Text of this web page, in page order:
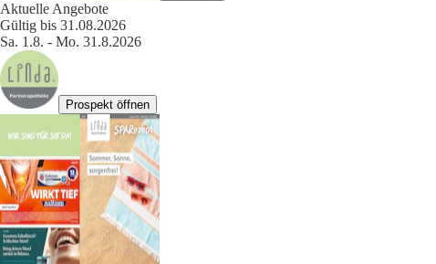
Aktuelle Angebote
Gültig bis 31.08.2026
Sa. 1.8. - Mo. 31.8.2026
Prospekt öffnen